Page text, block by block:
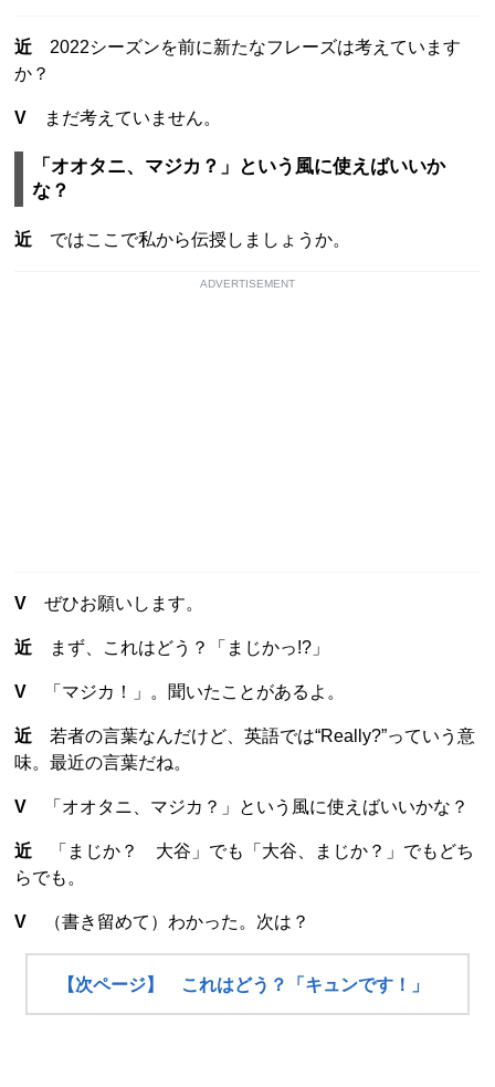
近 2022シーズンを前に新たなフレーズは考えています
か？
V まだ考えていません。
「オオタニ、マジカ？」という風に使えばいいか
な？
近 ではここで私から伝授しましょうか。
ADVERTISEMENT
V ぜひお願いします。
近 まず、これはどう？「まじかっ!?」
V 「マジカ！」。聞いたことがあるよ。
近 若者の言葉なんだけど、英語では“Really?”っていう意
味。最近の言葉だね。
V 「オオタニ、マジカ？」という風に使えばいいかな？
近 「まじか？ 大谷」でも「大谷、まじか？」でもどち
らでも。
V （書き留めて）わかった。次は？
【次ページ】 これはどう？「キュンです！」